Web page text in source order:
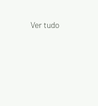
Ver tudo